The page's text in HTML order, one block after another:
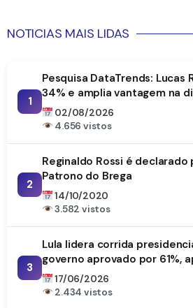
NOTICIAS MAIS LIDAS
1
Pesquisa DataTrends: Lucas
34% e amplia vantagem na
da Paraíba
02/08/2026
4.656 vistos
2
Reginaldo Rossi é
Patrono do Brega
14/10/2020
3.582 vistos
3
Lula lidera corrida
governo aprovado por 61%,
17/06/2026
2.434 vistos